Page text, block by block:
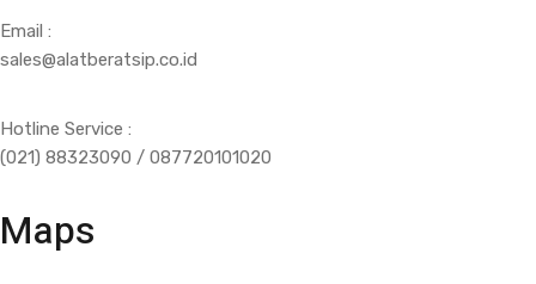
Email :
sales@alatberatsip.co.id
Hotline Service :
(021) 88323090 / 087720101020
Maps